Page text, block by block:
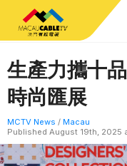
生產力攜十
時尚匯展
MCTV News / Macau
Published August 19th, 2025